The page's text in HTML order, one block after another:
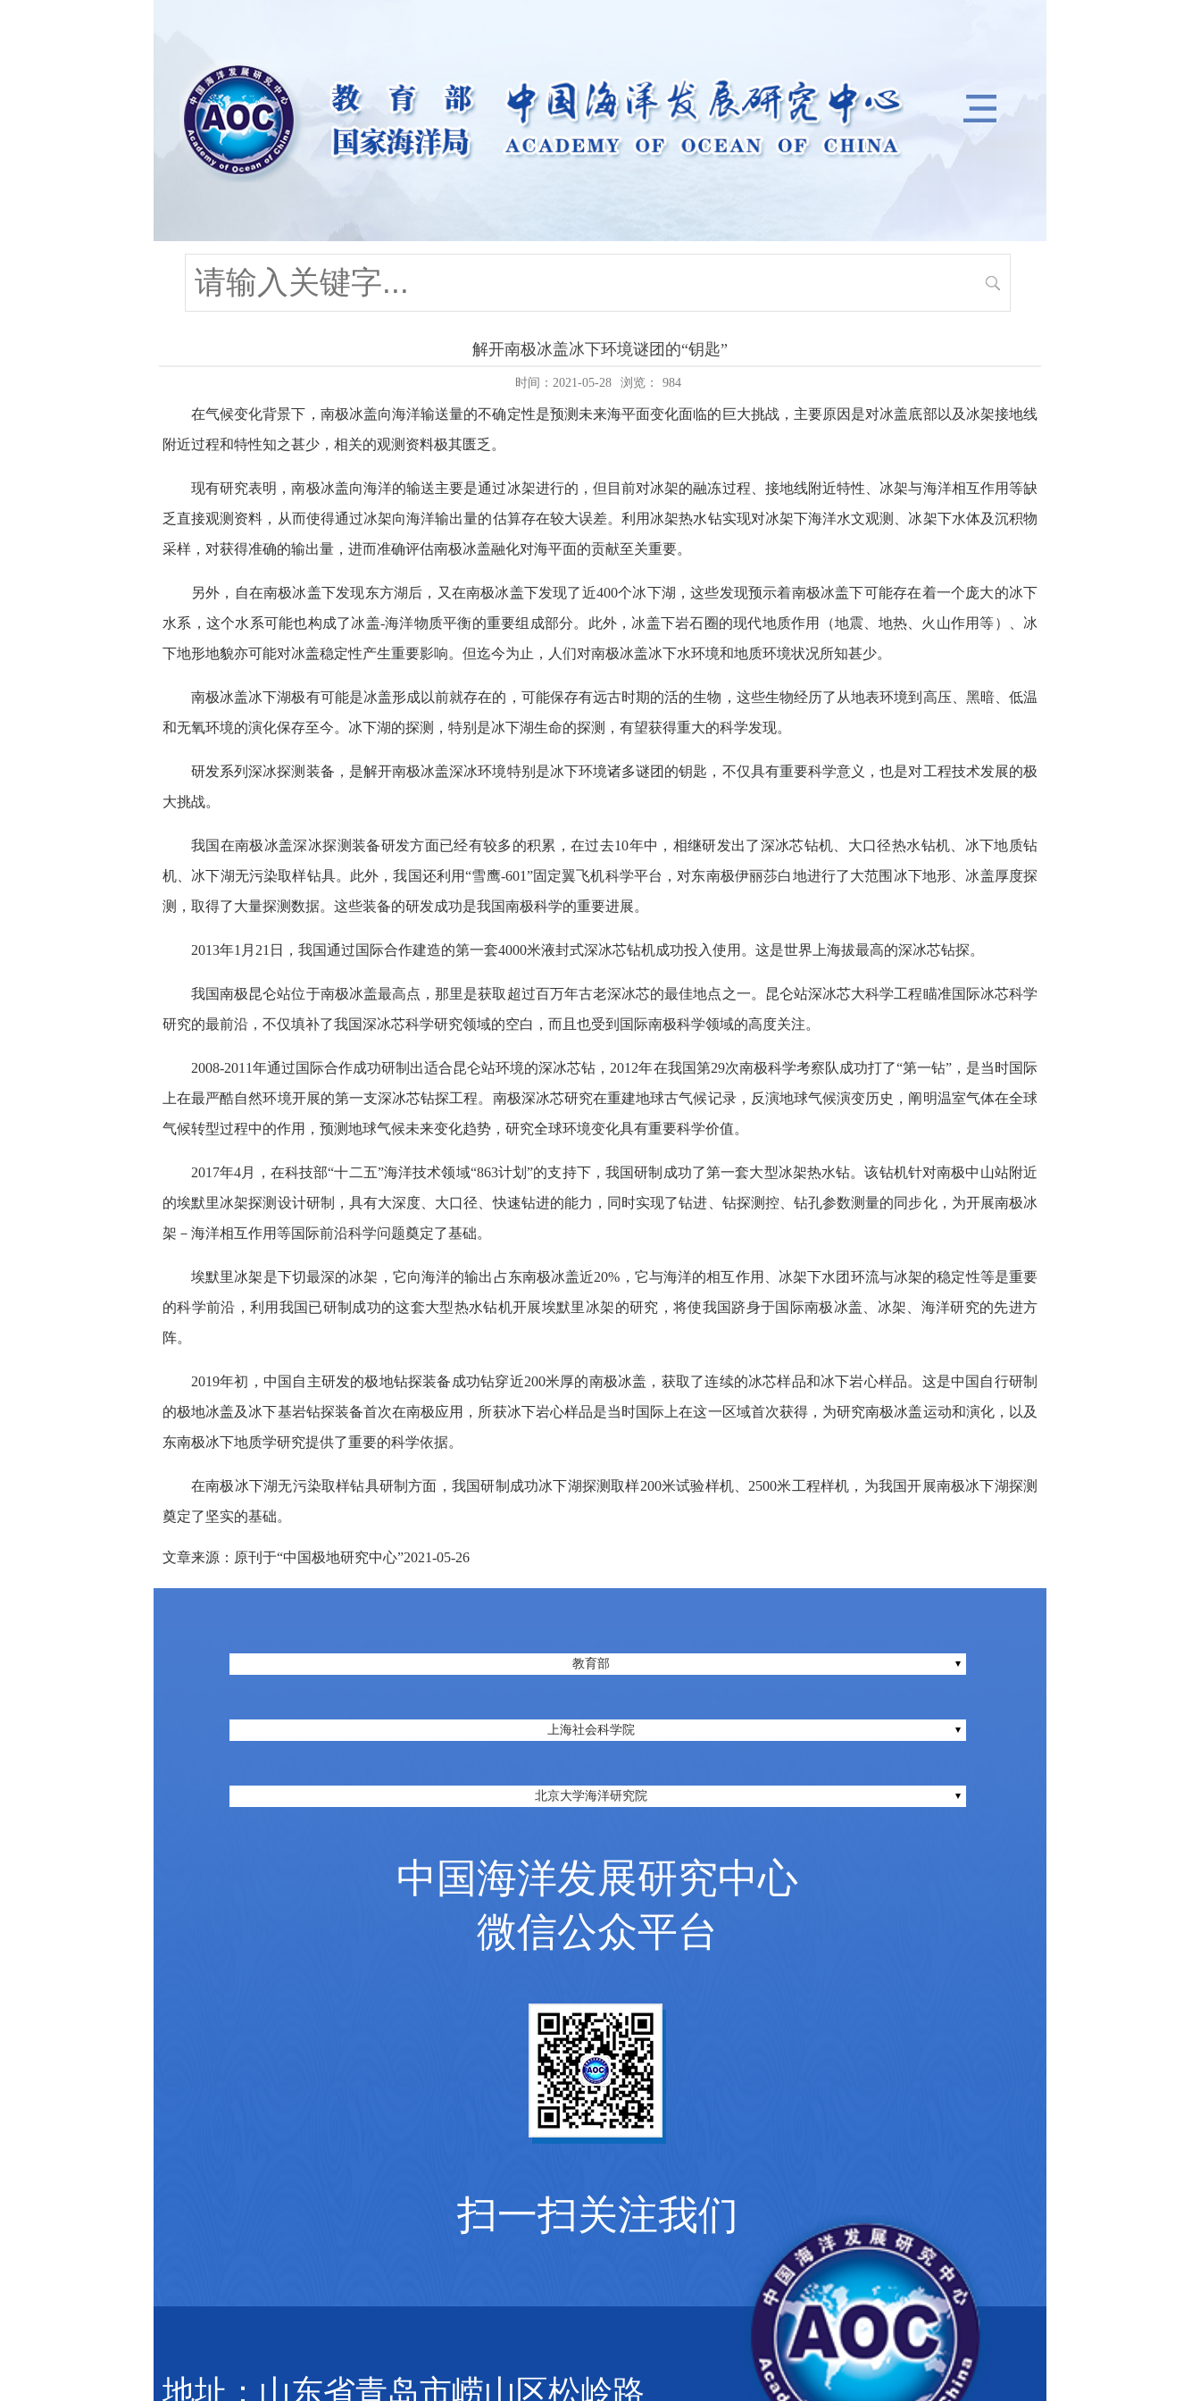
解开南极冰盖冰下环境谜团的“钥匙”
时间：2021-05-28 浏览： 984
在气候变化背景下，南极冰盖向海洋输送量的不确定性是预测未来海平面变化面临的巨大挑战，主要原因是对冰盖底部以及冰架接地线
附近过程和特性知之甚少，相关的观测资料极其匮乏。
现有研究表明，南极冰盖向海洋的输送主要是通过冰架进行的，但目前对冰架的融冻过程、接地线附近特性、冰架与海洋相互作用等缺
乏直接观测资料，从而使得通过冰架向海洋输出量的估算存在较大误差。利用冰架热水钻实现对冰架下海洋水文观测、冰架下水体及沉积物
采样，对获得准确的输出量，进而准确评估南极冰盖融化对海平面的贡献至关重要。
另外，自在南极冰盖下发现东方湖后，又在南极冰盖下发现了近400个冰下湖，这些发现预示着南极冰盖下可能存在着一个庞大的冰下
水系，这个水系可能也构成了冰盖-海洋物质平衡的重要组成部分。此外，冰盖下岩石圈的现代地质作用（地震、地热、火山作用等）、冰
下地形地貌亦可能对冰盖稳定性产生重要影响。但迄今为止，人们对南极冰盖冰下水环境和地质环境状况所知甚少。
南极冰盖冰下湖极有可能是冰盖形成以前就存在的，可能保存有远古时期的活的生物，这些生物经历了从地表环境到高压、黑暗、低温
和无氧环境的演化保存至今。冰下湖的探测，特别是冰下湖生命的探测，有望获得重大的科学发现。
研发系列深冰探测装备，是解开南极冰盖深冰环境特别是冰下环境诸多谜团的钥匙，不仅具有重要科学意义，也是对工程技术发展的极
大挑战。
我国在南极冰盖深冰探测装备研发方面已经有较多的积累，在过去10年中，相继研发出了深冰芯钻机、大口径热水钻机、冰下地质钻
机、冰下湖无污染取样钻具。此外，我国还利用“雪鹰-601”固定翼飞机科学平台，对东南极伊丽莎白地进行了大范围冰下地形、冰盖厚度探
测，取得了大量探测数据。这些装备的研发成功是我国南极科学的重要进展。
2013年1月21日，我国通过国际合作建造的第一套4000米液封式深冰芯钻机成功投入使用。这是世界上海拔最高的深冰芯钻探。
我国南极昆仑站位于南极冰盖最高点，那里是获取超过百万年古老深冰芯的最佳地点之一。昆仑站深冰芯大科学工程瞄准国际冰芯科学
研究的最前沿，不仅填补了我国深冰芯科学研究领域的空白，而且也受到国际南极科学领域的高度关注。
2008-2011年通过国际合作成功研制出适合昆仑站环境的深冰芯钻，2012年在我国第29次南极科学考察队成功打了“第一钻”，是当时国际
上在最严酷自然环境开展的第一支深冰芯钻探工程。南极深冰芯研究在重建地球古气候记录，反演地球气候演变历史，阐明温室气体在全球
气候转型过程中的作用，预测地球气候未来变化趋势，研究全球环境变化具有重要科学价值。
2017年4月，在科技部“十二五”海洋技术领域“863计划”的支持下，我国研制成功了第一套大型冰架热水钻。该钻机针对南极中山站附近
的埃默里冰架探测设计研制，具有大深度、大口径、快速钻进的能力，同时实现了钻进、钻探测控、钻孔参数测量的同步化，为开展南极冰
架－海洋相互作用等国际前沿科学问题奠定了基础。
埃默里冰架是下切最深的冰架，它向海洋的输出占东南极冰盖近20%，它与海洋的相互作用、冰架下水团环流与冰架的稳定性等是重要
的科学前沿，利用我国已研制成功的这套大型热水钻机开展埃默里冰架的研究，将使我国跻身于国际南极冰盖、冰架、海洋研究的先进方
阵。
2019年初，中国自主研发的极地钻探装备成功钻穿近200米厚的南极冰盖，获取了连续的冰芯样品和冰下岩心样品。这是中国自行研制
的极地冰盖及冰下基岩钻探装备首次在南极应用，所获冰下岩心样品是当时国际上在这一区域首次获得，为研究南极冰盖运动和演化，以及
东南极冰下地质学研究提供了重要的科学依据。
在南极冰下湖无污染取样钻具研制方面，我国研制成功冰下湖探测取样200米试验样机、2500米工程样机，为我国开展南极冰下湖探测
奠定了坚实的基础。
文章来源：原刊于“中国极地研究中心”2021-05-26
教育部
上海社会科学院
北京大学海洋研究院
中国海洋发展研究中心
微信公众平台
扫一扫关注我们
地址：山东省青岛市崂山区松岭路